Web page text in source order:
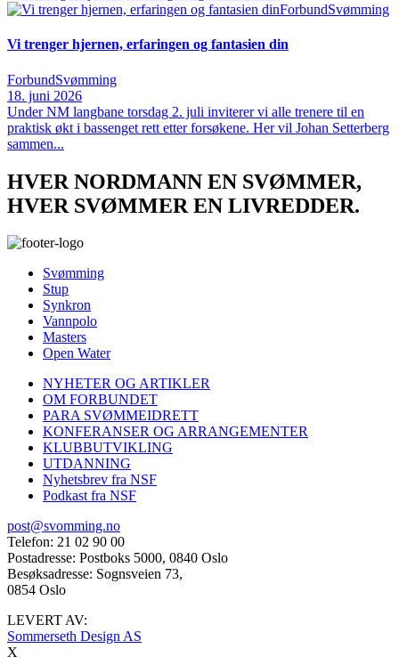
ForbundSvømming
Vi trenger hjernen, erfaringen og fantasien din
ForbundSvømming
18. juni 2026
Under NM langbane torsdag 2. juli inviterer vi alle trenere til en
praktisk økt i bassenget rett etter forsøkene. Her vil Johan Setterberg
sammen...
HVER NORDMANN EN SVØMMER,
HVER SVØMMER EN LIVREDDER.
Svømming
Stup
Synkron
Vannpolo
Masters
Open Water
NYHETER OG ARTIKLER
OM FORBUNDET
PARA SVØMMEIDRETT
KONFERANSER OG ARRANGEMENTER
KLUBBUTVIKLING
UTDANNING
Nyhetsbrev fra NSF
Podkast fra NSF
post@svomming.no
Telefon: 21 02 90 00
Postadresse: Postboks 5000, 0840 Oslo
Besøksadresse: Sognsveien 73,
0854 Oslo
LEVERT AV:
Sommerseth Design AS
X